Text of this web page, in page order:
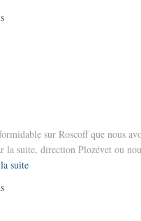
sur Roscoff que nous
la suite, direction Plozévet ou
suite